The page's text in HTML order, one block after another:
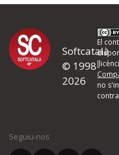
d'errors
Si heu trobat un error o
quina és la millora que
Softcatalà
© 1998-
2026
El
no
Seguiu-nos